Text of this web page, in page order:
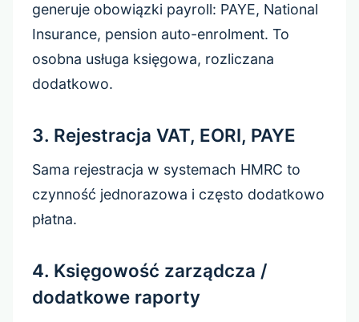
generuje obowiązki payroll: PAYE, National
Insurance, pension auto-enrolment. To
osobna usługa księgowa, rozliczana
dodatkowo.
3. Rejestracja VAT, EORI, PAYE
Sama rejestracja w systemach HMRC to
czynność jednorazowa i często dodatkowo
płatna.
4. Księgowość zarządcza /
dodatkowe raporty